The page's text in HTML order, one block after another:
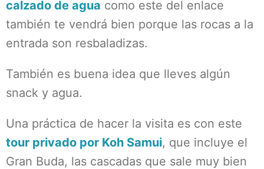
calzado de agua como este del enlace
también te vendrá bien porque las rocas a la
entrada son resbaladizas.
También es buena idea que lleves algún
snack y agua.
Una práctica de hacer la visita es con este
tour privado por Koh Samui, que incluye el
Gran Buda, las cascadas que sale muy bien